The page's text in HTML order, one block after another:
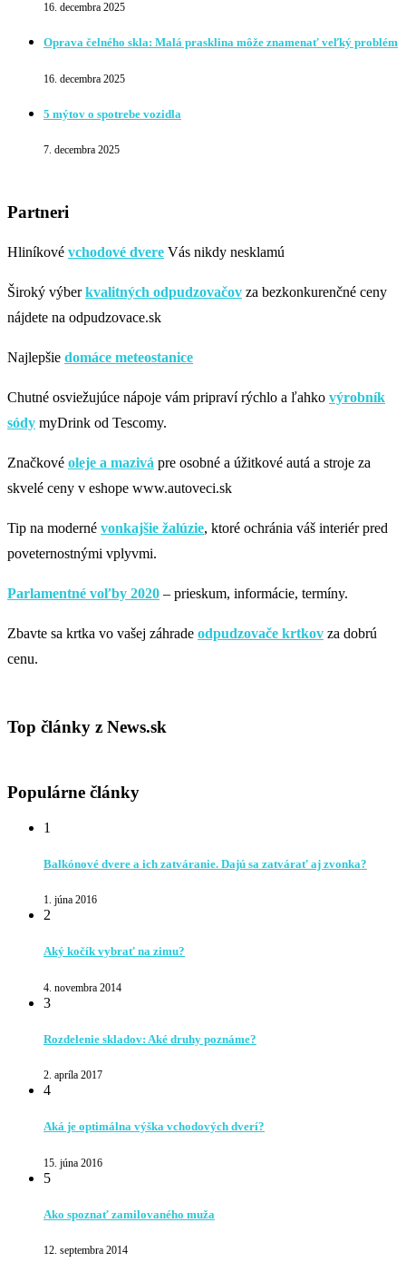
16. decembra 2025
Oprava čelného skla: Malá prasklina môže znamenať veľký problém
16. decembra 2025
5 mýtov o spotrebe vozidla
7. decembra 2025
Partneri
Hliníkové vchodové dvere Vás nikdy nesklamú
Široký výberkvalitných odpudzovačov za bezkonkurenčné ceny
nájdete na odpudzovace.sk
Najlepšie domáce meteostanice
Chutné osviežujúce nápoje vám pripraví rýchlo a ľahko výrobník
sódy myDrink od Tescomy.
Značkové oleje a mazivá pre osobné a úžitkové autá a stroje za
skvelé ceny v eshope www.autoveci.sk
Tip na moderné vonkajšie žalúzie, ktoré ochránia váš interiér pred
poveternostnými vplyvmi.
Parlamentné voľby 2020 – prieskum, informácie, termíny.
Zbavte sa krtka vo vašej záhrade odpudzovače krtkov za dobrú
cenu.
Top články z News.sk
Populárne články
1
Balkónové dvere a ich zatváranie. Dajú sa zatvárať aj zvonka?
1. júna 2016
2
Aký kočík vybrať na zimu?
4. novembra 2014
3
Rozdelenie skladov: Aké druhy poznáme?
2. apríla 2017
4
Aká je optimálna výška vchodových dverí?
15. júna 2016
5
Ako spoznať zamilovaného muža
12. septembra 2014